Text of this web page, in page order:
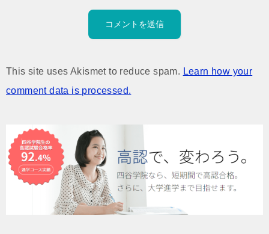
This site uses Akismet to reduce spam. Learn how your
comment data is processed.